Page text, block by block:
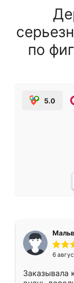
по
5.0
6
Заказывала